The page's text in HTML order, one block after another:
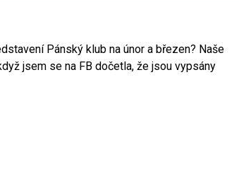
Pánský klub na únor a březen? Naše
jsem se na FB dočetla, že jsou vypsány